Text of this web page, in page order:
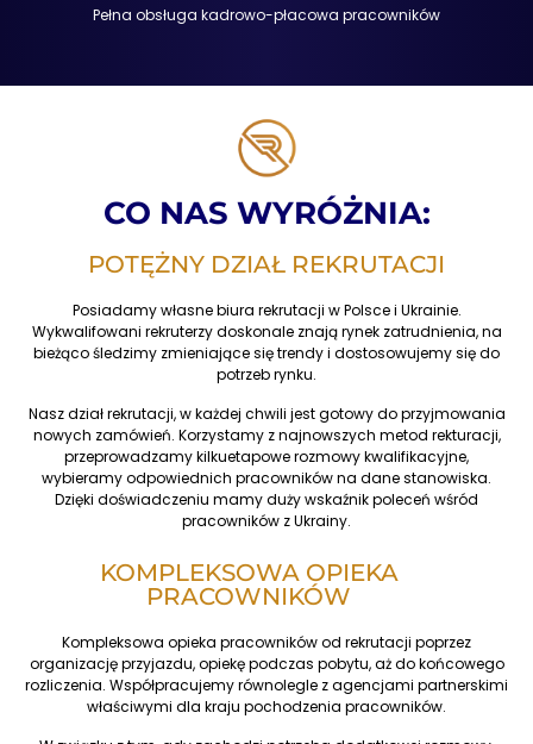
Pełna obsługa kadrowo-płacowa pracowników
CO NAS WYRÓŻNIA:
POTĘŻNY DZIAŁ REKRUTACJI
Posiadamy własne biura rekrutacji w Polsce i Ukrainie.
Wykwalifowani rekruterzy doskonale znają rynek zatrudnienia, na
bieżąco śledzimy zmieniające się trendy i dostosowujemy się do
potrzeb rynku.
Nasz dział rekrutacji, w każdej chwili jest gotowy do przyjmowania
nowych zamówień. Korzystamy z najnowszych metod rekturacji,
przeprowadzamy kilkuetapowe rozmowy kwalifikacyjne,
wybieramy odpowiednich pracowników na dane stanowiska.
Dzięki doświadczeniu mamy duży wskaźnik poleceń wśród
pracowników z Ukrainy.
KOMPLEKSOWA OPIEKA
PRACOWNIKÓW
Kompleksowa opieka pracowników od rekrutacji poprzez
organizację przyjazdu, opiekę podczas pobytu, aż do końcowego
rozliczenia. Współpracujemy równolegle z agencjami partnerskimi
właściwymi dla kraju pochodzenia pracowników.